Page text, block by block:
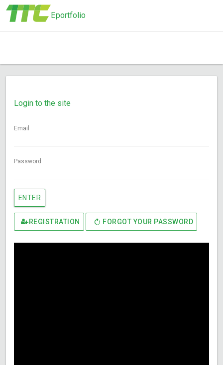
Eportfolio
Login to the site
Email
Password
ENTER
REGISTRATION FORGOT YOUR PASSWORD